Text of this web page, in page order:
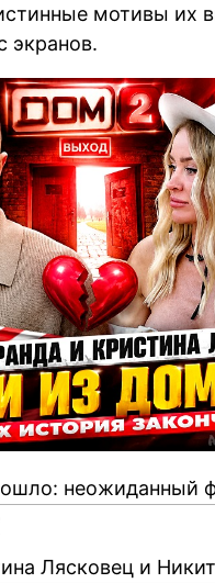
мотивы их
экранов.
неожиданный
Лясковец и